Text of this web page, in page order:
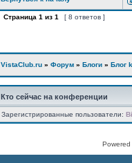
Страница 1 из 1 [ 8 ответов ]
VistaClub.ru » Форум » Блоги » Блог
Кто сейчас на конференции
Зарегистрированные пользователи: